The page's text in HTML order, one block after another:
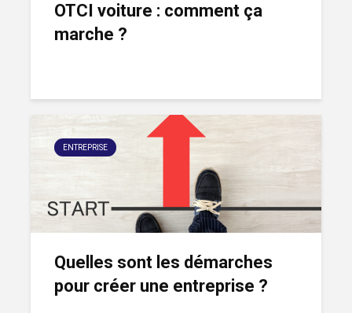
OTCI voiture : comment ça
marche ?
ENTREPRISE
Quelles sont les démarches
pour créer une entreprise ?